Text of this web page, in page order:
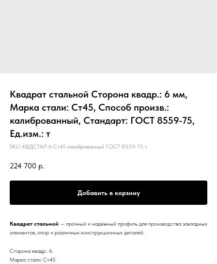
Квадрат стальной Сторона квадр.: 6 мм,
Марка стали: Ст45, Способ произв.:
калиброванный, Стандарт: ГОСТ 8559-75,
Ед.изм.: т
SKU: КВДСТАЛ 6 Ст45 калиброванный ГОСТ 8559-75 т
224 700 р.
Добавить в корзину
Квадрат стальной — прочный и надёжный профиль для производства закладных
элементов, опор и различных конструкционных деталей.
Сторона квадр.: 6
Марка стали: Ст45